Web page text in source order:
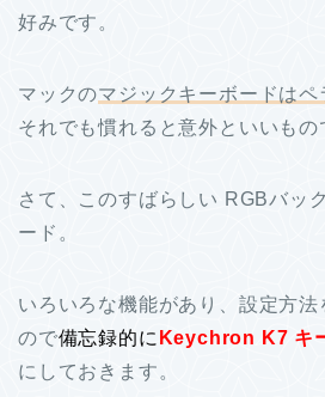
好みです。
マックのマジックキーボードはペ
それでも慣れると意外といいもの
さて、このすばらしい RGBバッ
ード。
いろいろな機能があり、設定方
ので備忘録的に Keychron K7 キ
にしておきます。